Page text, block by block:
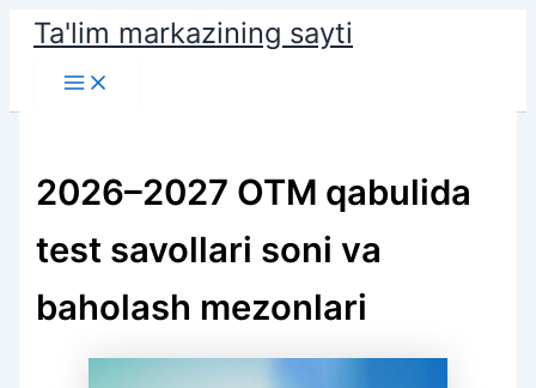
Skip
content
Ta'lim markazining sayti
Main
Menu
2026–2027 OTM qabulida
test savollari soni va
baholash mezonlari